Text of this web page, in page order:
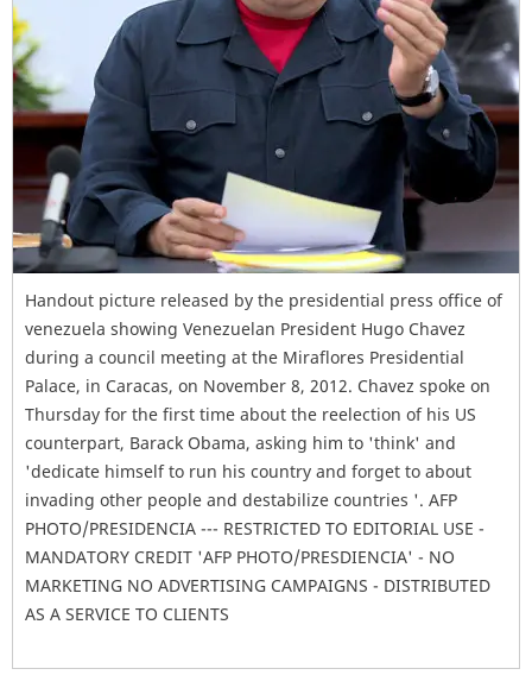
Handout picture released by the presidential press office of
venezuela showing Venezuelan President Hugo Chavez
during a council meeting at the Miraflores Presidential
Palace, in Caracas, on November 8, 2012. Chavez spoke on
Thursday for the first time about the reelection of his US
counterpart, Barack Obama, asking him to 'think' and
'dedicate himself to run his country and forget to about
invading other people and destabilize countries '. AFP
PHOTO/PRESIDENCIA --- RESTRICTED TO EDITORIAL USE -
MANDATORY CREDIT 'AFP PHOTO/PRESDIENCIA' - NO
MARKETING NO ADVERTISING CAMPAIGNS - DISTRIBUTED
AS A SERVICE TO CLIENTS